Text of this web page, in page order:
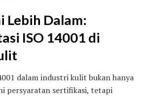
Lebih Dalam:
ISO 14001 di
dalam industri kulit bukan hanya
persyaratan sertifikasi, tetapi